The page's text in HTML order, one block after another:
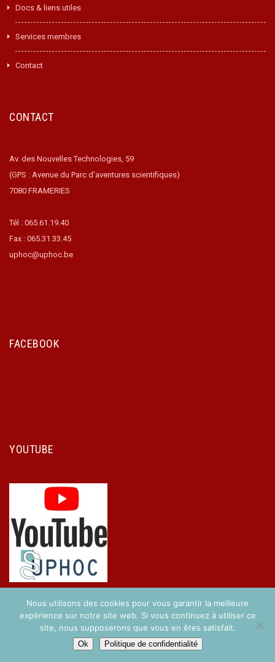
Docs & liens utiles
Services membres
Contact
CONTACT
Av. des Nouvelles Technologies, 59
(GPS : Avenue du Parc d’aventures scientifiques)
7080 FRAMERIES
Tél : 065.61.19.40
Fax : 065.31.33.45
uphoc@uphoc.be
FACEBOOK
YOUTUBE
Copyright © 2017 UPHOC. Réalisé parEasy-Concept.
Nous utilisons des cookies pour vous garantir la meilleure
expérience sur notre site web. Si vous continuez à utiliser ce
site, nous supposerons que vous en êtes satisfait.
Ok Politique de confidentialité